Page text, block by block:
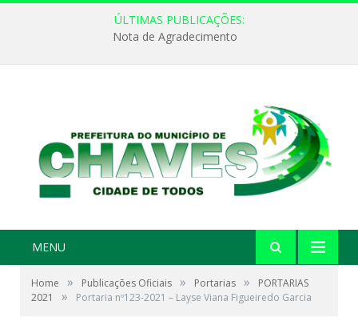
ÚLTIMAS PUBLICAÇÕES:
Nota de Agradecimento
MENU
Home » Publicações Oficiais » Portarias »
PORTARIAS
2021
» Portaria nº123-2021 – Layse Viana Figueiredo Garcia